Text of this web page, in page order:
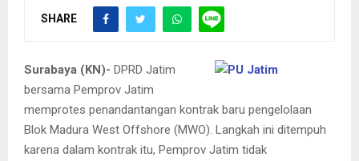
SHARE
Surabaya (KN)- DPRD Jatim
bersama Pemprov Jatim
memprotes penandantangan kontrak baru pengelolaan
Blok Madura West Offshore (MWO). Langkah ini ditempuh
karena dalam kontrak itu, Pemprov Jatim tidak